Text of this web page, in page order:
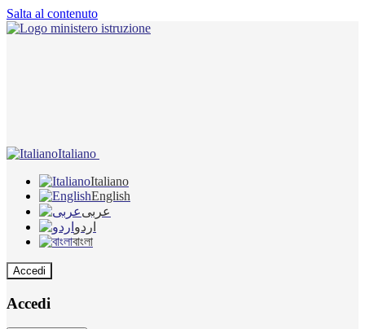
Salta al contenuto
Italiano
Italiano
English
عربى
اردو
বাংলা
Accedi
Accedi